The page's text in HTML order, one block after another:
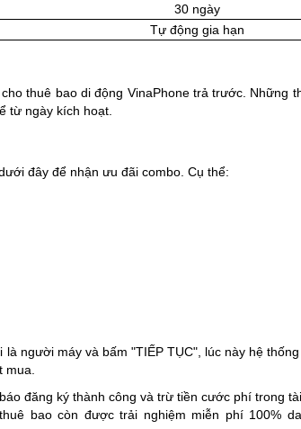
30 ngày
Tự động gia hạn
thuê bao di động VinaPhone trả trước. Những
từ ngày kích hoạt.
đây để nhận ưu đãi combo. Cụ thể:
người máy và bấm "TIẾP TỤC", lúc này hệ
đăng ký thành công và trừ tiền cước phí trong
bao còn được trải nghiệm miễn phí 100%